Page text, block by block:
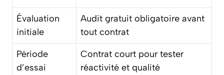
Évaluation
initiale
Audit gratuit obligatoire avant
tout contrat
Période
d’essai
Contrat court pour tester
réactivité et qualité